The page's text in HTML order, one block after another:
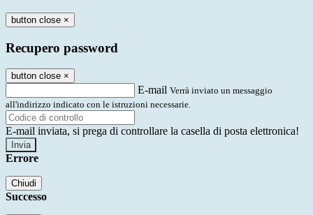
button close ×
Recupero password
button close ×
E-mail Verrà inviato un messaggio
all'indirizzo indicato con le istruzioni necessarie.
E-mail inviata, si prega di controllare la casella di posta elettronica!
Errore
Chiudi
Successo